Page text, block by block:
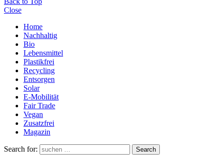
Close
Home
Nachhaltig
Bio
Lebensmittel
Plastikfrei
Recycling
Entsorgen
Solar
E-Mobilität
Fair Trade
Vegan
Zusatzfrei
Magazin
Search for: Search